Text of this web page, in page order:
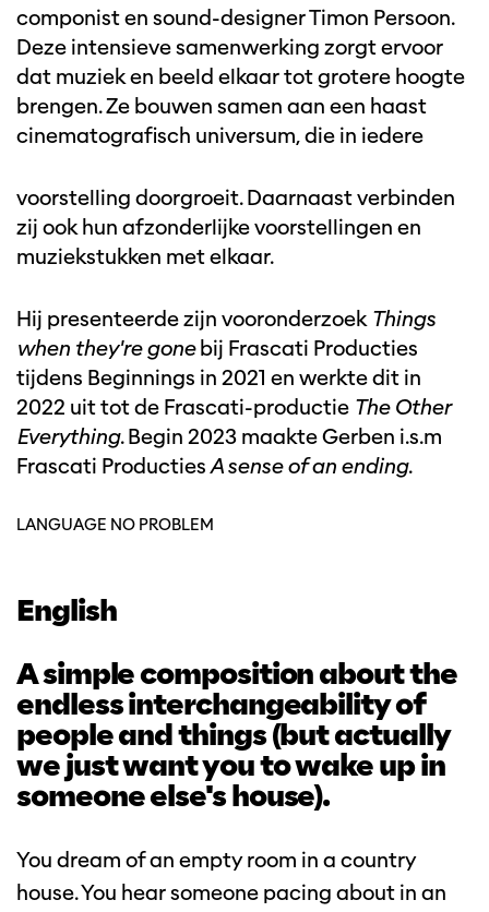
componist en sound-designer Timon Persoon.
Deze intensieve samenwerking zorgt ervoor
dat muziek en beeld elkaar tot grotere hoogte
brengen. Ze bouwen samen aan een haast
cinematografisch universum, die in iedere
voorstelling doorgroeit. Daarnaast verbinden
zij ook hun afzonderlijke voorstellingen en
muziekstukken met elkaar.
Hij presenteerde zijn vooronderzoek Things
when they're gonebij Frascati Producties
tijdens Beginnings in 2021 en werkte dit in
2022 uit tot de Frascati-productie The Other
Everything. Begin 2023 maakte Gerben i.s.m
Frascati ProductiesA sense of an ending.
LANGUAGE NO PROBLEM
English
A simple composition about the
endless interchangeability of
people and things (but actually
we just want you to wake up in
someone else's house).
You dream of an empty room in a country
house. You hear someone pacing about in an